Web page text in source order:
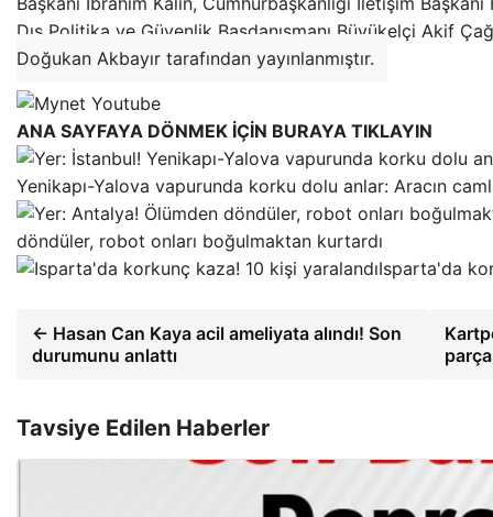
Dış Politika ve Güvenlik Başdanışmanı Büyükelçi Akif
Doğukan Akbayır tarafından yayınlanmıştır.
ANA SAYFAYA DÖNMEK İÇİN BURAYA TIKLAYIN
Yenikapı-Yalova vapurunda korku dolu anlar: Aracın
döndüler, robot onları boğulmaktan kurtardı
Isparta'da
← Hasan Can Kaya acil ameliyata alındı! Son
durumunu anlattı
Tavsiye Edilen Haberler